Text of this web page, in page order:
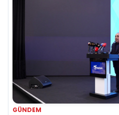
GÜNDEM